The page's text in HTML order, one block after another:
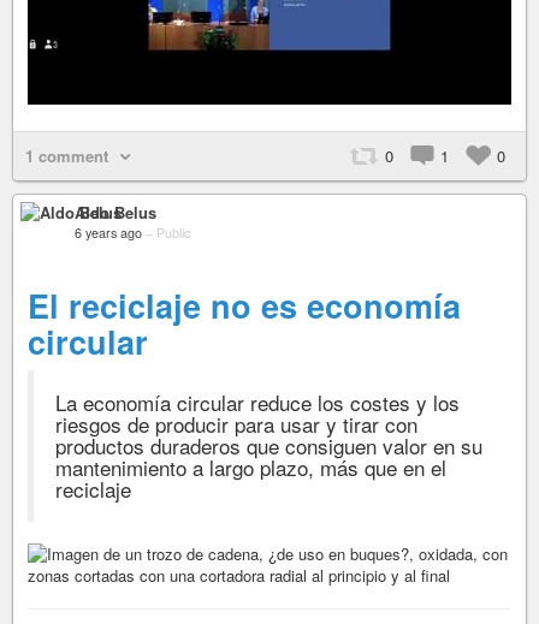
1 comment 0 1 0
Aldo Belus
6 years ago – Public
El reciclaje no es economía
circular
La economía circular reduce los costes y los
riesgos de producir para usar y tirar con
productos duraderos que consiguen valor en su
mantenimiento a largo plazo, más que en el
reciclaje